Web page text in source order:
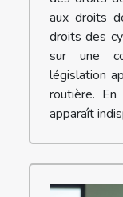
aux droits
droits des
sur une
législation
routière.
apparaît